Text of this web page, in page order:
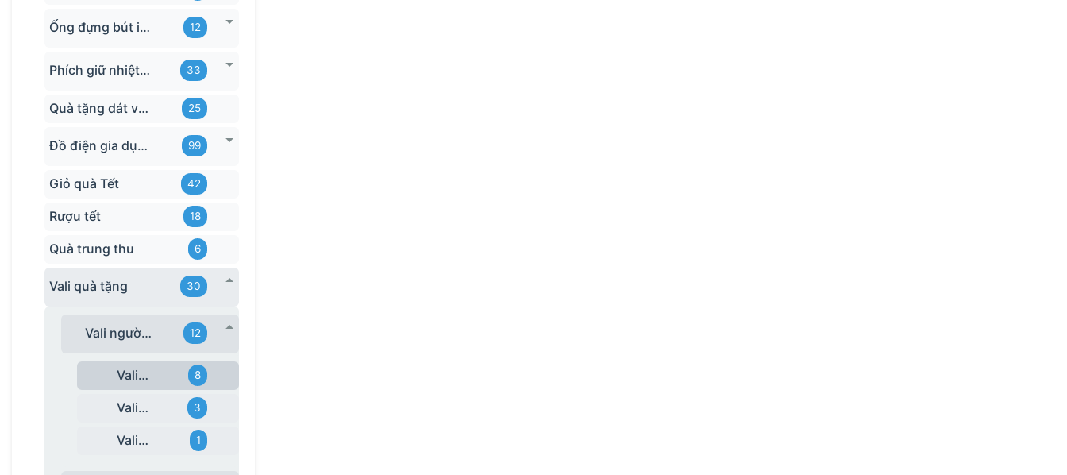
Ống đựng bút in logo 12
Phích giữ nhiệt quà tặng 33
Quà tặng dát vàng 25
Đồ điện gia dụng in logo 99
Giỏ quà Tết 42
Rượu tết 18
Quà trung thu 6
Vali quà tặng 30
Vali người lớn 12
Vali Size 20 8
Vali Size 24 3
Vali Size 28 1